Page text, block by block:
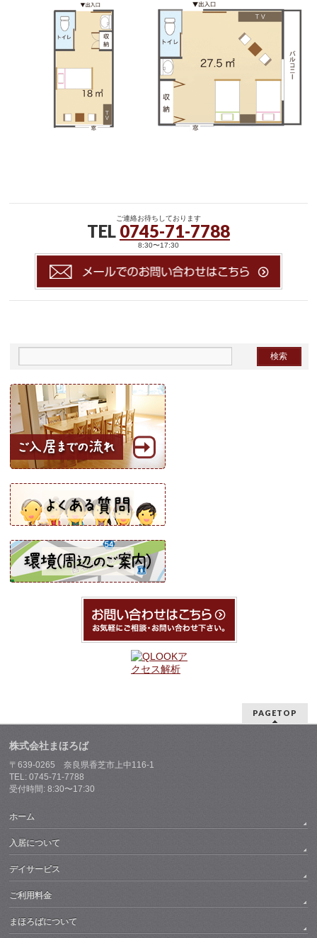
ご連絡お待ちしております
TEL 0745-71-7788
8:30〜17:30
PAGETOP
株式会社まほろば
〒639-0265 奈良県香芝市上中116-1
TEL: 0745-71-7788
受付時間: 8:30〜17:30
ホーム
入居について
デイサービス
ご利用料金
まほろばについて